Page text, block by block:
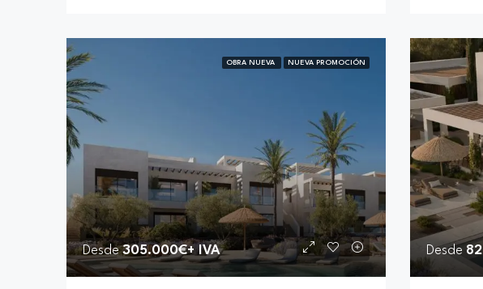
OBRA NUEVA NUEVA PROMOCIÓN
Desde305.000€+ IVA Desde